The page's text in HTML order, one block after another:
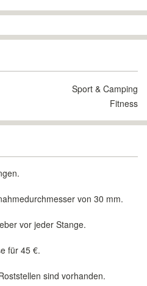
Sport & Camping
Fitness
von 30 mm.
vor jeder Stange.
für 45 €.
sind vorhanden.